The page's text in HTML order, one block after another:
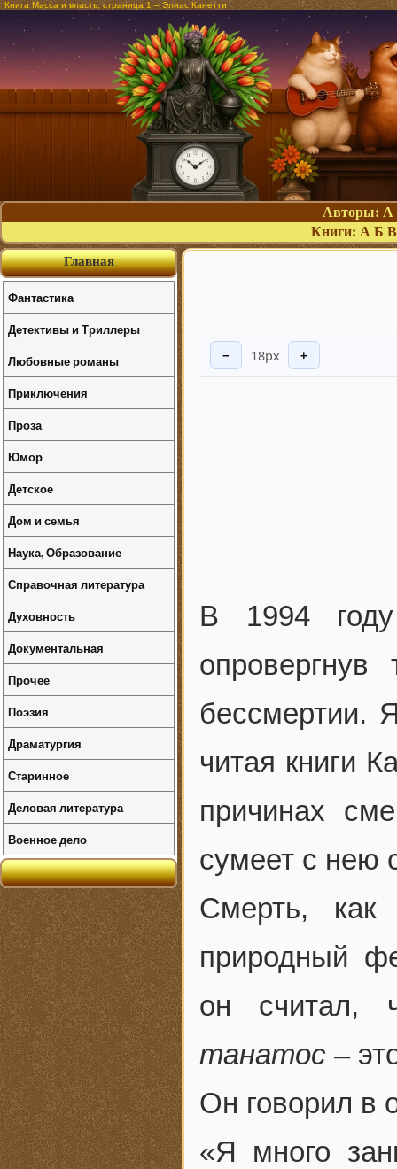
Книга Масса и власть, страница 1 – Элиас Канетти
Авторы: А
Книги: А Б В
− 18px +
В 1994
бессмертии.
читая книги
причинах
сумеет с нею
Смерть,
природный
он считал,
танатос –
Он говорил в
«Я много
Главная
Фантастика
Детективы и Триллеры
Любовные романы
Приключения
Проза
Юмор
Детское
Дом и семья
Наука, Образование
Справочная литература
Духовность
Документальная
Прочее
Поэзия
Драматургия
Старинное
Деловая литература
Военное дело